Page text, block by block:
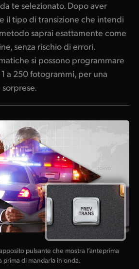
te selezionato. Dopo aver
il tipo di transizione che intendi
saprai esattamente come
senza rischio di errori.
si possono programmare
a 250 fotogrammi, per una
sorprese.
pulsante che mostra l’anteprima
di mandarla in onda.